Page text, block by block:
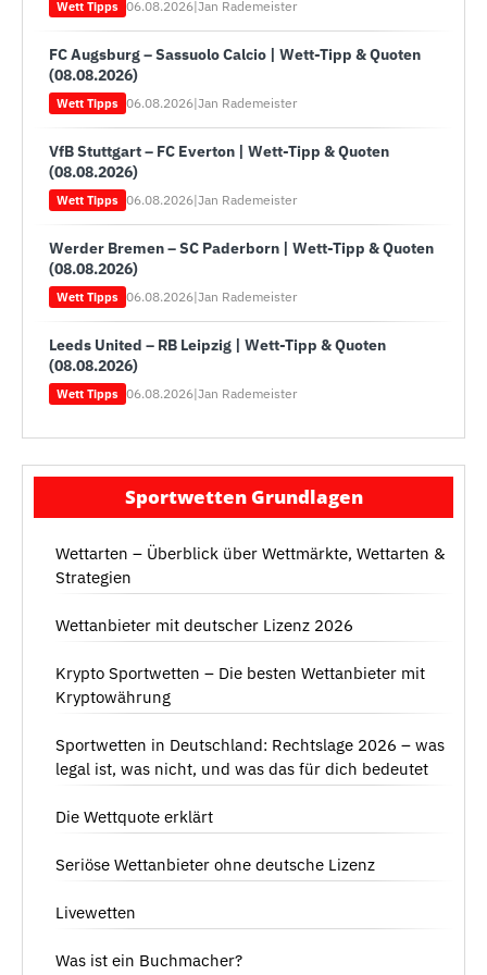
Wett Tipps 06.08.2026|Jan Rademeister
FC Augsburg – Sassuolo Calcio | Wett-Tipp & Quoten
(08.08.2026)
Wett Tipps 06.08.2026|Jan Rademeister
VfB Stuttgart – FC Everton | Wett-Tipp & Quoten
(08.08.2026)
Wett Tipps 06.08.2026|Jan Rademeister
Werder Bremen – SC Paderborn | Wett-Tipp & Quoten
(08.08.2026)
Wett Tipps 06.08.2026|Jan Rademeister
Leeds United – RB Leipzig | Wett-Tipp & Quoten
(08.08.2026)
Wett Tipps 06.08.2026|Jan Rademeister
Sportwetten Grundlagen
Wettarten – Überblick über Wettmärkte, Wettarten &
Strategien
Wettanbieter mit deutscher Lizenz 2026
Krypto Sportwetten – Die besten Wettanbieter mit
Kryptowährung
Sportwetten in Deutschland: Rechtslage 2026 – was
legal ist, was nicht, und was das für dich bedeutet
Die Wettquote erklärt
Seriöse Wettanbieter ohne deutsche Lizenz
Livewetten
Was ist ein Buchmacher?